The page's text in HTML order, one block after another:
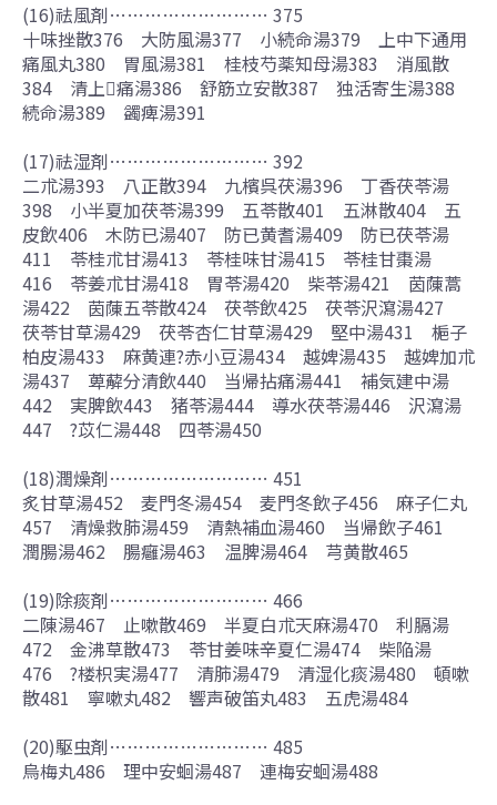
(16)祛風剤……………………… 375
十味挫散376 大防風湯377 小続命湯379 上中下通用
痛風丸380 胃風湯381 桂枝芍薬知母湯383 消風散
384 清上痛湯386 舒筋立安散387 独活寄生湯388
続命湯389 蠲痺湯391
(17)祛湿剤……………………… 392
二朮湯393 八正散394 九檳呉茯湯396 丁香茯苓湯
398 小半夏加茯苓湯399 五苓散401 五淋散404 五
皮飲406 木防已湯407 防已黄耆湯409 防已茯苓湯
411 苓桂朮甘湯413 苓桂味甘湯415 苓桂甘棗湯
416 苓姜朮甘湯418 胃苓湯420 柴苓湯421 茵蔯蒿
湯422 茵蔯五苓散424 茯苓飲425 茯苓沢瀉湯427
茯苓甘草湯429 茯苓杏仁甘草湯429 堅中湯431 梔子
柏皮湯433 麻黄連?赤小豆湯434 越婢湯435 越婢加朮
湯437 萆薢分清飲440 当帰拈痛湯441 補気建中湯
442 実脾飲443 猪苓湯444 導水茯苓湯446 沢瀉湯
447 ?苡仁湯448 四苓湯450
(18)潤燥剤……………………… 451
炙甘草湯452 麦門冬湯454 麦門冬飲子456 麻子仁丸
457 清燥救肺湯459 清熱補血湯460 当帰飲子461
潤腸湯462 腸癰湯463 温脾湯464 芎黄散465
(19)除痰剤……………………… 466
二陳湯467 止嗽散469 半夏白朮天麻湯470 利膈湯
472 金沸草散473 苓甘姜味辛夏仁湯474 柴陥湯
476 ?楼枳実湯477 清肺湯479 清湿化痰湯480 頓嗽
散481 寧嗽丸482 響声破笛丸483 五虎湯484
(20)駆虫剤……………………… 485
烏梅丸486 理中安蛔湯487 連梅安蛔湯488